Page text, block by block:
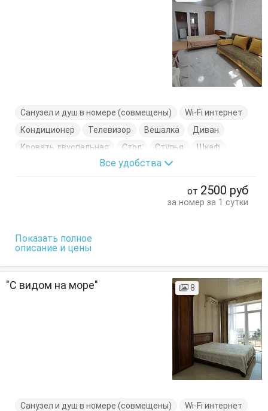
Санузел и душ в номере (совмещены)
Wi-Fi интернет
Кондиционер
Телевизор Вешалка
Диван
Кровать двуспальная
Стол Стулья Шкаф
Все удобства
от 2500 руб
за номер за 1 сутки
Показать полное
описание и цены
"С видом на море" 8
Санузел и душ в номере (совмещены)
Wi-Fi интернет